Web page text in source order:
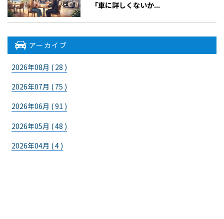
「車に詳しくないか...
アーカイブ
2026年08月 ( 28 )
2026年07月 ( 75 )
2026年06月 ( 91 )
2026年05月 ( 48 )
2026年04月 ( 4 )